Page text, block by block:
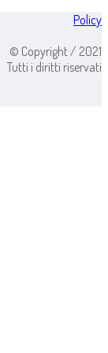
Policy
© Copyright / 2021
Tutti i diritti riservati